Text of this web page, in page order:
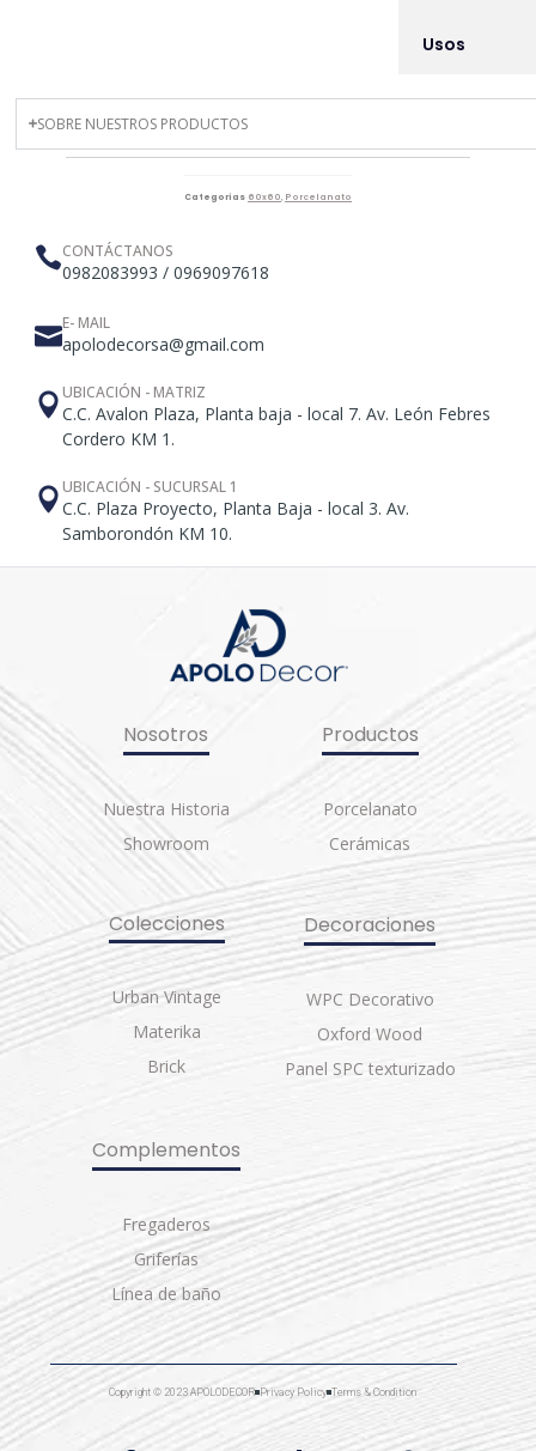
Usos
SOBRE NUESTROS PRODUCTOS
Categorías 60x60, Porcelanato
CONTÁCTANOS
0982083993 / 0969097618
E- MAIL
apolodecorsa@gmail.com
UBICACIÓN - MATRIZ
C.C. Avalon Plaza, Planta baja - local 7. Av. León Febres
Cordero KM 1.
UBICACIÓN - SUCURSAL 1
C.C. Plaza Proyecto, Planta Baja - local 3. Av.
Samborondón KM 10.
Nosotros
Nuestra Historia
Showroom
Productos
Porcelanato
Cerámicas
Colecciones
Urban Vintage
Materika
Brick
Decoraciones
WPC Decorativo
Oxford Wood
Panel SPC texturizado
Complementos
Fregaderos
Griferías
Línea de baño
Copyright © 2023 APOLODECOR Privacy Policy Terms & Condition